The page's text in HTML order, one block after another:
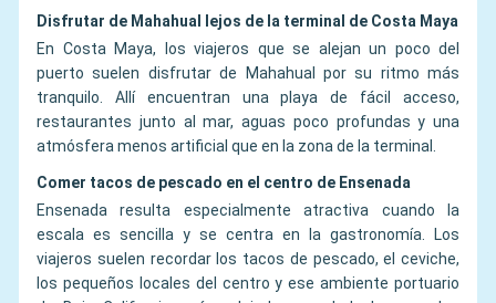
Disfrutar de Mahahual lejos de la terminal de Costa Maya
En Costa Maya, los viajeros que se alejan un poco del
puerto suelen disfrutar de Mahahual por su ritmo más
tranquilo. Allí encuentran una playa de fácil acceso,
restaurantes junto al mar, aguas poco profundas y una
atmósfera menos artificial que en la zona de la terminal.
Comer tacos de pescado en el centro de Ensenada
Ensenada resulta especialmente atractiva cuando la
escala es sencilla y se centra en la gastronomía. Los
viajeros suelen recordar los tacos de pescado, el ceviche,
los pequeños locales del centro y ese ambiente portuario